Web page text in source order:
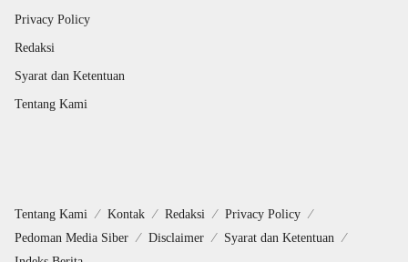
Privacy Policy
Redaksi
Syarat dan Ketentuan
Tentang Kami
Tentang Kami Kontak Redaksi
Privacy Policy
Pedoman Media Siber
Disclaimer
Syarat dan Ketentuan